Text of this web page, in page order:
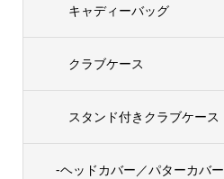
キャディーバッグ
クラブケース
スタンド付きクラブケース
-ヘッドカバー／パターカバー